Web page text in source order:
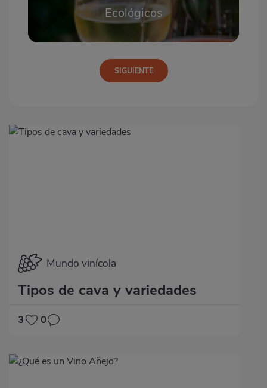
Ecológicos
Mundo vinícola
Tipos de cava y variedades
3 0